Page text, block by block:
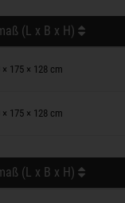
(L x B x H)
× 175 × 128 cm
× 175 × 128 cm
(L x B x H)